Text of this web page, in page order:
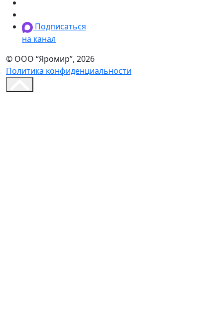
Подписаться
на канал
© ООО “Яромир”, 2026
Политика конфиденциальности